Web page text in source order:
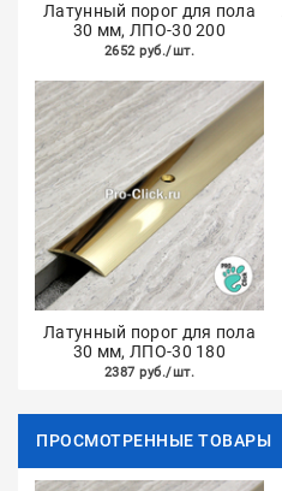
Латунный порог для пола
30 мм, ЛПО-30 200
2652 руб./шт.
Латунный порог для пола
30 мм, ЛПО-30 180
2387 руб./шт.
ПРОСМОТРЕННЫЕ ТОВАРЫ